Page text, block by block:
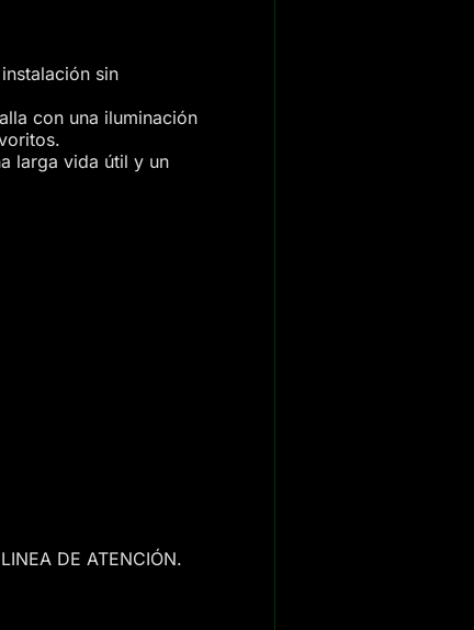
sin
con una iluminación
larga vida útil y un
DE ATENCIÓN.